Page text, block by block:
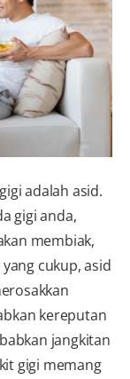
adalah asid.
gigi anda,
membiak,
cukup, asid
kereputan
jangkitan
gigi memang